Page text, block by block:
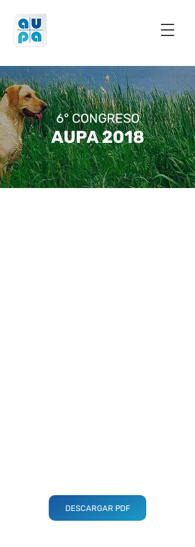
6° CONGRESO
AUPA 2018
DESCARGAR PDF